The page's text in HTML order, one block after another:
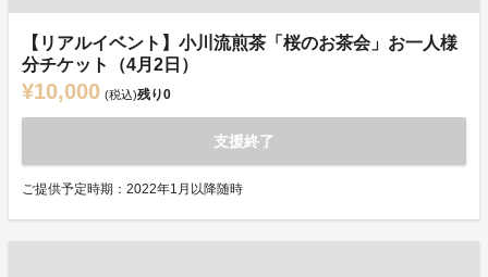
【リアルイベント】小川流煎茶「桜のお茶会」お一人様
分チケット（4月2日）
¥10,000 (税込)残り0
支援終了
ご提供予定時期：2022年1月以降随時